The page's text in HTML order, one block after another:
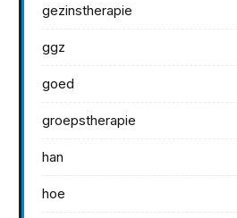
gezinstherapie
ggz
goed
groepstherapie
han
hoe